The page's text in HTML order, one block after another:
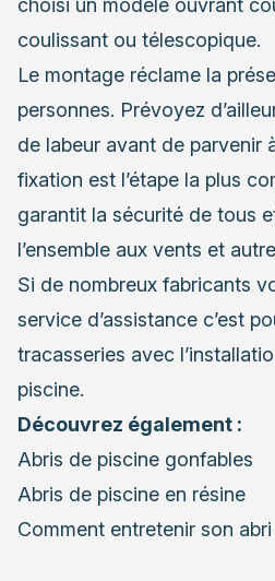
coulissant ou télescopique.
Le montage réclame la
personnes. Prévoyez
de labeur avant de parvenir
fixation est l’étape la plus
garantit la sécurité de tous
l’ensemble aux vents et
Si de nombreux fabricants
service d’assistance c’est
tracasseries avec
piscine.
Découvrez également :
Abris de piscine gonfables
Abris de piscine en résine
Comment entretenir son